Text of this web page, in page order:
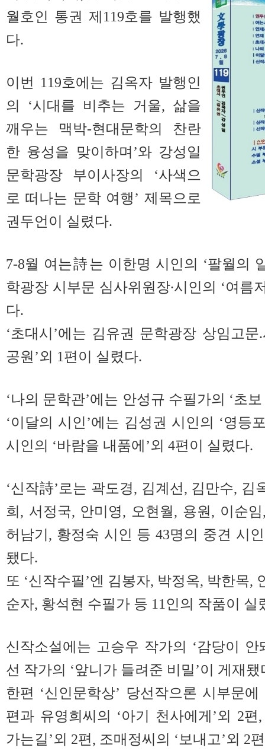
월호인 통권 제119호를 발행했
다.
이번 119호에는 김옥자 발행인
의 ‘시대를 비추는 거울, 삶을
깨우는 맥박-현대문학의 찬란
한 융성을 맞이하며’와 강성일
문학광장 부이사장의 ‘사색으
로 떠나는 문학 여행’ 제목으로
권두언이 실렸다.
7-8월 여는詩는 이한명 시인의 ‘팔월의
학광장 시부문 심사위원장∙시인의 ‘여름
다.
‘초대시’에는 김유권 문학광장 상임고
공원’외 1편이 실렸다.
‘나의 문학관’에는 안성규 수필가의 ‘초
‘이달의 시인’에는 김성권 시인의 ‘영등
시인의 ‘바람을 내품에’외 4편이 실렸다.
‘신작詩’로는 곽도경, 김계선, 김만수, 김
희, 서정국, 안미영, 오현월, 용원, 이순
허남기, 황정숙 시인 등 43명의 중견 시
됐다.
또 ‘신작수필’엔 김봉자, 박정옥, 박한목,
순자, 황석현 수필가 등 11인의 작품이 실
신작소설에는 고승우 작가의 ‘감당이 안
선 작가의 ‘앞니가 들려준 비밀’이 게재됐
한편 ‘신인문학상’ 당선작으론 시부문
편과 유영희씨의 ‘아기 천사에게’외 2
가는길’외 2편, 조매정씨의 ‘보내고’외 2